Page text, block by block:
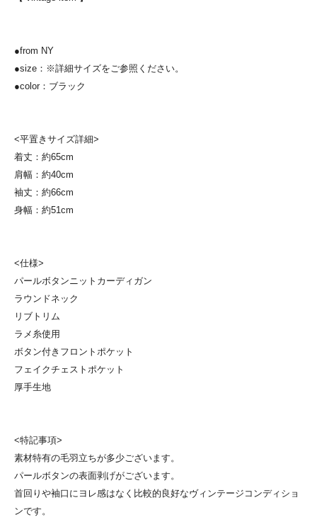
●from NY
●size：※詳細サイズをご参照ください。
●color：ブラック
<平置きサイズ詳細>
着丈：約65cm
肩幅：約40cm
袖丈：約66cm
身幅：約51cm
<仕様>
パールボタンニットカーディガン
ラウンドネック
リブトリム
ラメ糸使用
ボタン付きフロントポケット
フェイクチェストポケット
厚手生地
<特記事項>
素材特有の毛羽立ちが多少ございます。
パールボタンの表面剥げがございます。
首回りや袖口にヨレ感はなく比較的良好なヴィンテージコンディショ
ンです。